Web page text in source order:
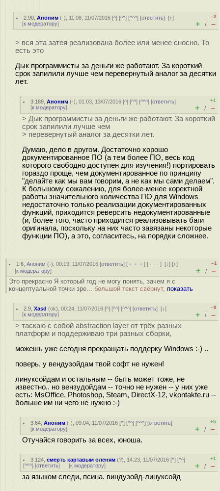
2.90 ,Аноним (-), 11:08, 11/07/2016 [^] [^^] [^^^] [ответить][↑]
[к модератору]
–2
+ / –
> вся эта затея реализована более или менее сносно. То
есть это
Дык программисты за деньги же работают. За короткий
срок запилили лучше чем перевернутый аналог за десятки
лет.
3.189 ,Аноним (-), 01:03, 13/07/2016 [^] [^^] [^^^] [ответить]
[к модератору]
+1
+ / –
> Дык программисты за деньги же работают. За короткий
срок запилили лучше чем
> перевернутый аналог за десятки лет.
Думаю, дело в другом. Достаточно хорошо
документированное ПО (а тем более ПО, весь код
которого свободно доступен для изучения!) портировать
гораздо проще, чем документированное по принципу
"делайте как мы вам говорим, а не как мы сами делаем".
К большому сожалению, для более-менее коректной
работы значительного количества ПО для Windows
недостаточно только реализации документированных
функций, приходится реверсить недокументированные
(и, более того, часто приходится реализовывать баги
оригинала, поскольку на них часто завязаны некоторые
функции ПО), а это, согласитесь, на порядки сложнее.
1.6 ,Аноним (-), 00:19, 11/07/2016 [ответить] [ ﹢﹢﹢] [ · · ·][↓] [↑]
[к модератору]
–1
+ / –
Это прекрасно Я который год не могу понять, зачем я с
концептуальной точки зре... большой текст свёрнут, показать
2.9 ,Xasd (ok), 00:24, 11/07/2016 [^] [^^] [^^^] [ответить][↓]
[к модератору]
–9
+ / –
> таскаю с собой abstraction layer от трёх разных
платформ и поддерживаю три разных сборки,
можешь уже сегодня прекращать поддерку Windows :-) ..
поверь, у вендузойдам твой софт не нужен!
линуксойдам и остальным -- быть может тоже, не
известно.. но вензудойдам -- точно не нужен -- у них уже
есть: MsOffice, Photoshop, Steam, DirectX-12, vkontakte.ru --
больше им ни чего не нужно :-)
3.64 ,Аноним (-), 09:04, 11/07/2016 [^] [^^] [^^^] [ответить]
[к модератору]
+5
+ / –
Отучайся говорить за всех, юноша.
3.124 ,смерть картавым оленям (?), 14:23, 11/07/2016 [^] [^^]
[^^^] [ответить] [к модератору]
+1
+ / –
за языком следи, псина. виндузойд-линуксойд